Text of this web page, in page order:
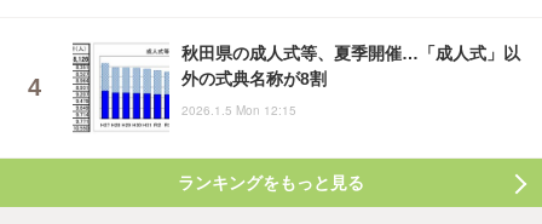
秋田県の成人式等、夏季開催…「成人式」以
外の式典名称が8割
2026.1.5 Mon 12:15
ランキングをもっと見る